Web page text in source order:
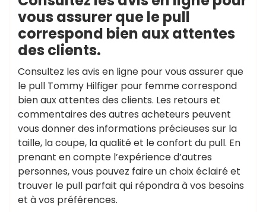
vous assurer que le pull
correspond bien aux attentes
des clients.
Consultez les avis en ligne pour vous assurer que
le pull Tommy Hilfiger pour femme correspond
bien aux attentes des clients. Les retours et
commentaires des autres acheteurs peuvent
vous donner des informations précieuses sur la
taille, la coupe, la qualité et le confort du pull. En
prenant en compte l’expérience d’autres
personnes, vous pouvez faire un choix éclairé et
trouver le pull parfait qui répondra à vos besoins
et à vos préférences.